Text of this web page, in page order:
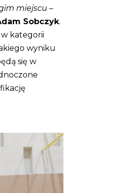
miejscu –
Sobczyk.
w kategorii
wyniku
się w